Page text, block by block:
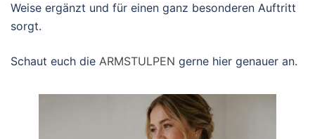
Weise ergänzt und für einen ganz besonderen Auftritt
sorgt.
Schaut euch die ARMSTULPEN gerne hier genauer an.